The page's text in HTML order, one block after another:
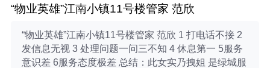
“物业英雄”江南小镇11号楼管家 范欣
“物业英雄”江南小镇11号楼管家 范欣 1 打电话不接 2
发信息无视 3 处理问题一问三不知 4 休息第一 5服务
意识差 6服务态度极差 总结：此女实乃拽姐 是绿城服